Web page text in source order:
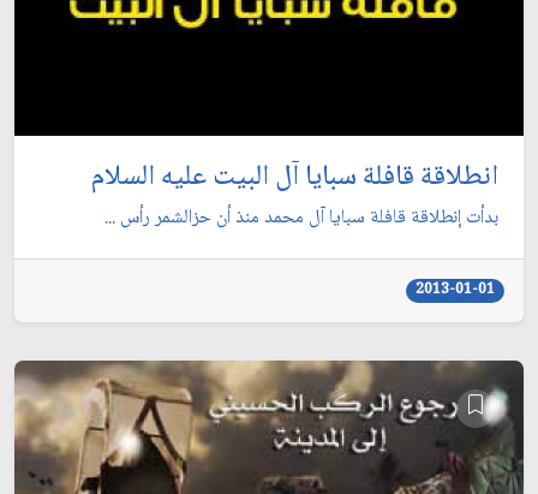
انطلاقة قافلة سبايا آل البيت عليه السلام
بدأت إنطلاقة قافلة سبايا آل محمد منذ أن حزالشمر رأس ...
2013-01-01